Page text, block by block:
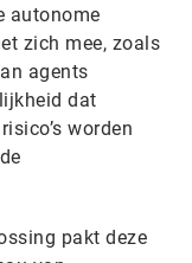
autonome
zich mee, zoals
agents
dat
worden
pakt deze